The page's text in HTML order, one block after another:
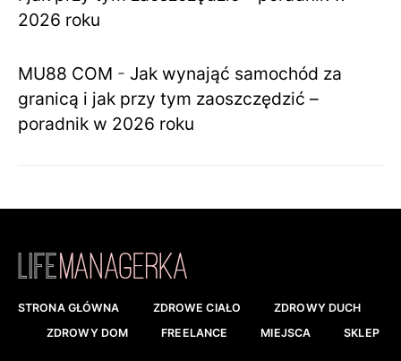
2026 roku
MU88 COM - Jak wynająć samochód za
granicą i jak przy tym zaoszczędzić –
poradnik w 2026 roku
STRONA GŁÓWNA ZDROWE CIAŁO
ZDROWY DUCH
ZDROWY DOM
FREELANCE MIEJSCA SKLEP